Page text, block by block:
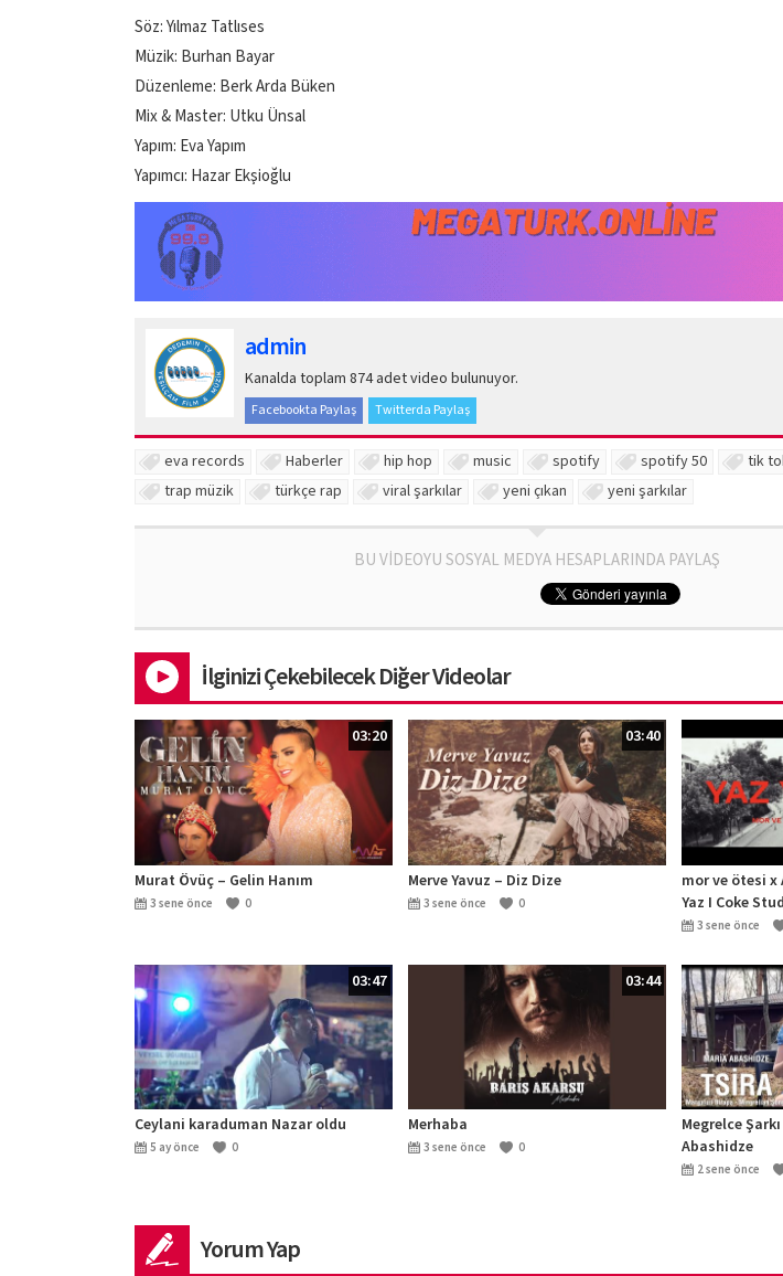
Söz: Yılmaz Tatlıses
Müzik: Burhan Bayar
Düzenleme: Berk Arda Büken
Mix & Master: Utku Ünsal
Yapım: Eva Yapım
Yapımcı: Hazar Ekşioğlu
admin
Kanalda toplam 874 adet video bulunuyor.
Facebookta Paylaş Twitterda Paylaş
eva records Haberler hip hop music spotify spotify 50 tik
trap müzik
türkçe rap viral şarkılar yeni çıkan yeni şarkılar
BU VİDEOYU SOSYAL MEDYA HESAPLARINDA PAYLAŞ
İlginizi Çekebilecek Diğer Videolar
03:20
Murat Övüç – Gelin Hanım
3 sene önce 0
03:40
Merve Yavuz – Diz Dize
3 sene önce 0
mor ve ötesi x
Yaz I Coke
3 sene önce
03:47
Ceylani karaduman Nazar oldu
5 ay önce 0
03:44
Merhaba
3 sene önce 0
Megrelce
Abashidze
2 sene önce
Yorum Yap